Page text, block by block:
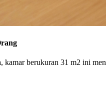
kamar berukuran 31 m2 ini